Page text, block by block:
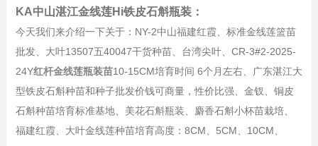
KA中山湛江金线莲Hi铁皮石斛瓶装：
今天我们来介绍一下关于：NY-2中山福建红霞、标准金线莲篮苗
批发、大叶13507五40047干货种苗、台湾尖叶、CR-3#2-2025-
24Y红杆金线莲瓶装苗10-15CM培育时间 6个月左右、广东湛江大
型铁皮石斛种苗和种子批发价钱可商量，性价比强、金钗、铜皮
石斛种苗培育标准基地、美花石斛瓶装、麝香石斛小杯苗栽培、
福建红霞、大叶金线莲种苗培育高度：8CM、5CM、10CM、